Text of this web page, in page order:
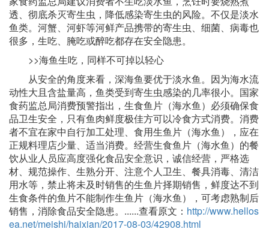
透、彻底杀灭寄生虫，降低感染寄生虫的风险。不仅是淡水
鱼类。河蟹、河虾等河鲜产品携带的寄生虫、细菌、病毒也
很多，生吃、腌吃或醉吃都存在安全隐患。
>>海鱼生吃，同样不可掉以轻心
从安全的角度来看，深海鱼要优于淡水鱼。因为海水流
动性大且含盐量高，鱼类受到寄生虫感染的几率很小。国家
食药监总局消费预警指出，生食鱼片（海水鱼）必须确保食
品卫生安全，只有鱼肉鲜度极佳方可以冷食方式消费。消费
者不宜在家中自行加工处理、食用生鱼片（海水鱼），应在
正规料理店少量、适当消费。经营生食鱼片（海水鱼）的餐
饮从业人员应高度强化食品安全意识，诚信经营，严格选
材、规范操作、生熟分开、注意个人卫生、餐具消毒、清洁
用水等，禁止将未及时销售的生鱼片择期销售，鲜度达不到
生食条件的鱼片不能制作生鱼片（海水鱼），可考虑熟制后
销售，消除食品安全隐患。......查看原文： http://www.hellos
ea.net/meishi/haixian/2017-08-03/42908.html